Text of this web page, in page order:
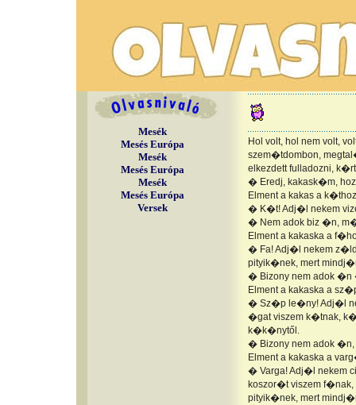
Mesék
Mesés Európa
Mesék
Mesés Európa
Mesék
Mesés Európa
Versek
Hol volt, hol nem volt,
szem�tdombon,
elkezdett fulladozni,
� Eredj, kakask�m,
Elment a kakas a
� K�t! Adj�l nekem
� Nem adok biz �n,
Elment a kakaska a
� Fa! Adj�l nekem
pityik�nek, mert
� Bizony nem adok
Elment a kakaska a
� Sz�p le�ny! Adj�l
�gat viszem k�tnak,
k�k�nytől.
� Bizony nem adok
Elment a kakaska a
� Varga! Adj�l nekem
koszor�t viszem
pityik�nek, mert